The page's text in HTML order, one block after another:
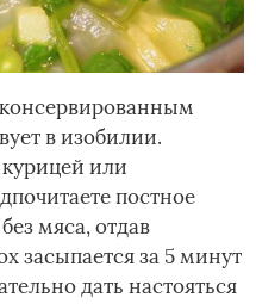
консервированным
в изобилии.
или
постное
мяса, отдав
засыпается за 5 минут
дать настояться